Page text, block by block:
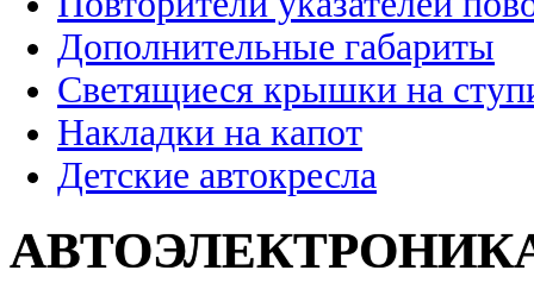
Дополнительные габариты
Светящиеся крышки на
Накладки на капот
Детские автокресла